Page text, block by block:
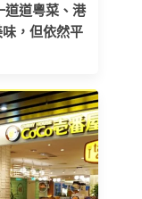
道粵菜、港
，但依然平